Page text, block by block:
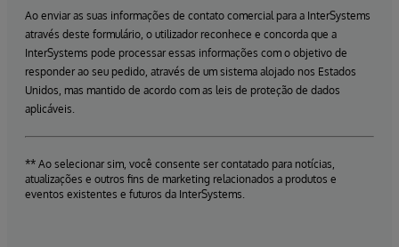
Ao enviar as suas informações de contato comercial para a InterSystems
através deste formulário, o utilizador reconhece e concorda que a
InterSystems pode processar essas informações com o objetivo de
responder ao seu pedido, através de um sistema alojado nos Estados
Unidos, mas mantido de acordo com as leis de proteção de dados
aplicáveis.
** Ao selecionar sim, você consente ser contatado para notícias,
atualizações e outros fins de marketing relacionados a produtos e
eventos existentes e futuros da InterSystems.